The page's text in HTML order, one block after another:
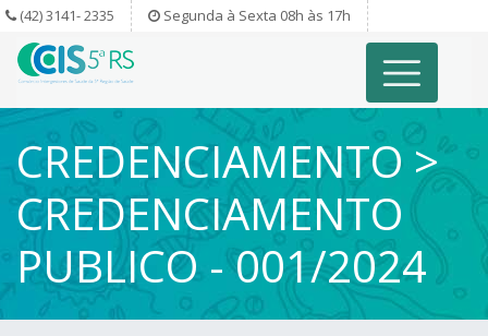
(42) 3141- 2335 Segunda à Sexta 08h às 17h
CREDENCIAMENTO >
CREDENCIAMENTO
PUBLICO - 001/2024